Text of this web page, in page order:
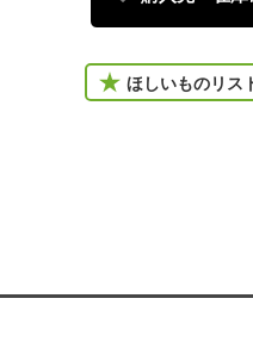
ほしいものリス